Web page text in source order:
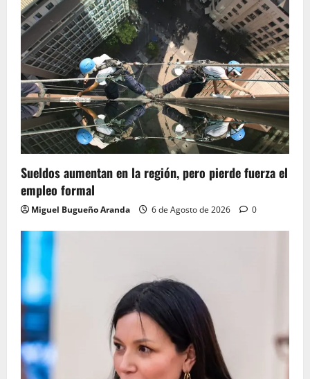
Sueldos aumentan en la región, pero pierde fuerza el
empleo formal
Miguel Bugueño Aranda 6 de Agosto de 2026 0